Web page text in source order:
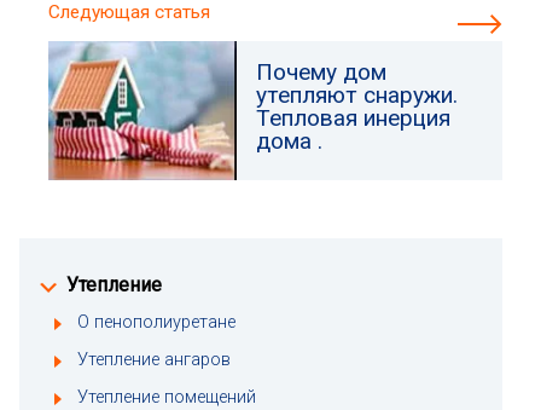
Утепление
О пенополиуретане
Утепление ангаров
Утепление помещений
Следующая статья
Почему дом
утепляют снаружи.
Тепловая инерция
дома .